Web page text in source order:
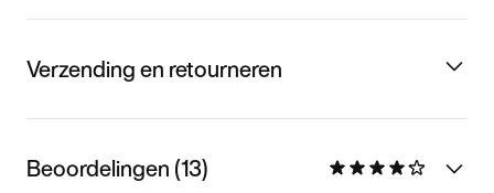
Verzending en retourneren
Beoordelingen (13)